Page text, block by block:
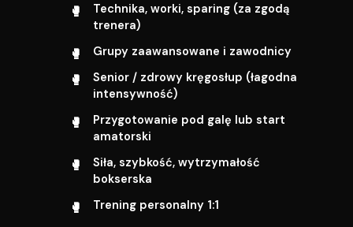
Technika, worki, sparing (za zgodą
trenera)
Grupy zaawansowane i zawodnicy
Senior / zdrowy kręgosłup (łagodna
intensywność)
Przygotowanie pod galę lub start
amatorski
Siła, szybkość, wytrzymałość
bokserska
Trening personalny 1:1